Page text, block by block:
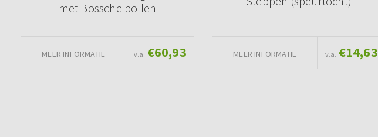
met Bossche bollen
MEER INFORMATIE v.a. €60,93 MEER INFORMATIE v.a. €14,63